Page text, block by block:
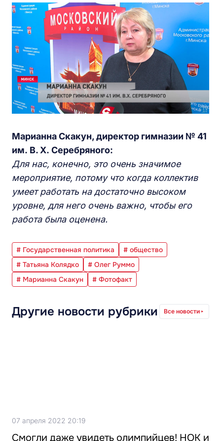
Марианна Скакун,директор гимназии № 41
им. В. Х. Серебряного:
Для нас, конечно, это очень значимое
мероприятие, потому что когда коллектив
умеет работать на достаточно высоком
уровне, для него очень важно, чтобы его
работа была оценена.
# Государственная политика
# общество
# Татьяна Колядко
# Олег Руммо
# Марианна Скакун
# Фотофакт
Другие новости рубрики Все новости
07 апреля 2022 20:19
Смогли даже увидеть олимпийцев! НОК и